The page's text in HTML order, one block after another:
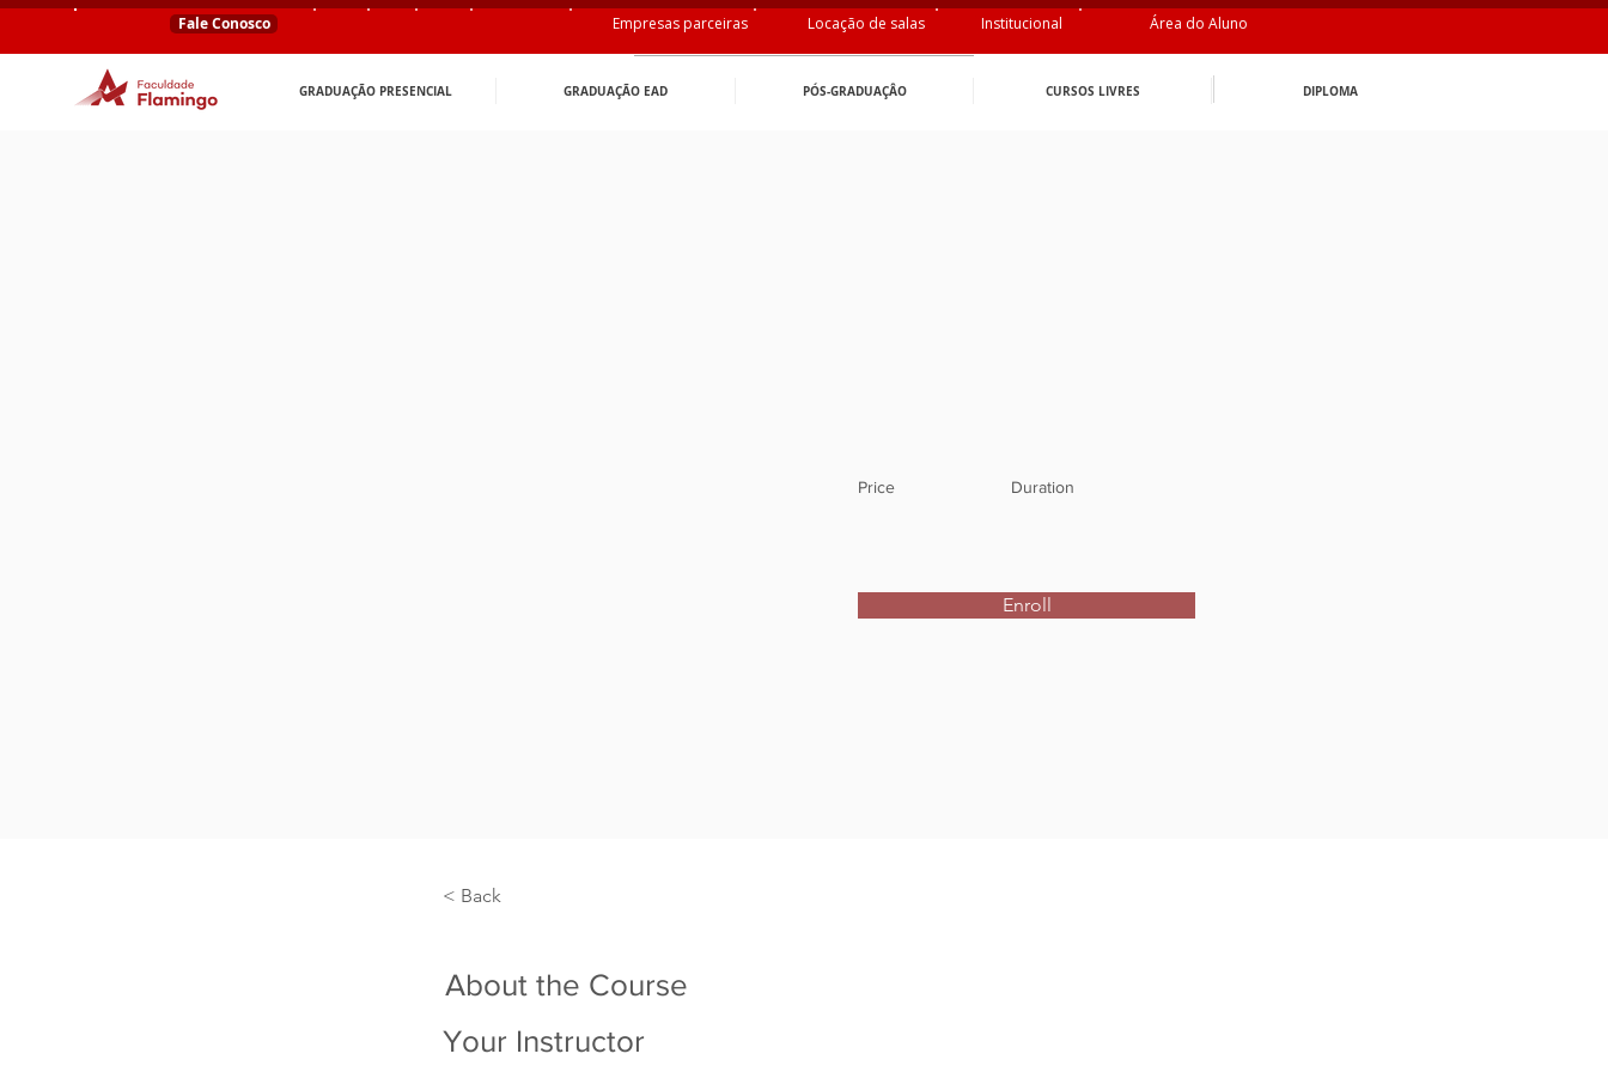
Fale Conosco Locação de salas Institucional
Empresas parceiras Área do Aluno
GRADUAÇÃO PRESENCIAL GRADUAÇÃO EAD PÓS-GRADUAÇÂO CURSOS LIVRES DIPLOMA
Price Duration
Enroll
< Back
About the Course
Your Instructor